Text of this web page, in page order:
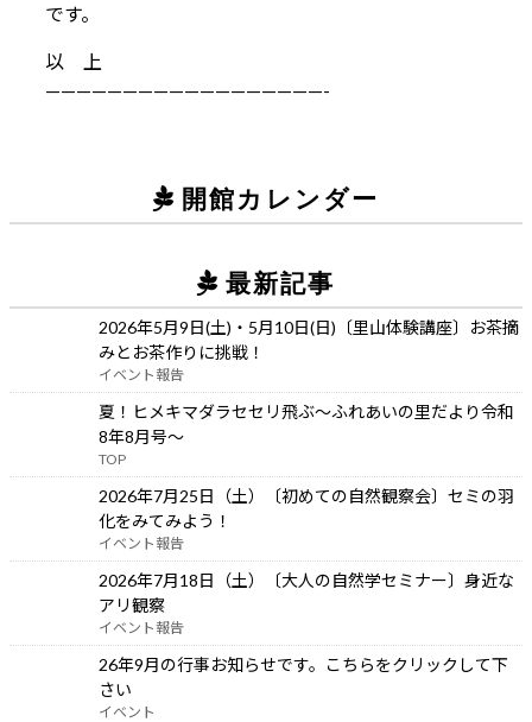
です。
以 上
——————————————————-
開館カレンダー
最新記事
2026年5月9日(土)・5月10日(日)〔里山体験講座〕お茶摘
みとお茶作りに挑戦！
イベント報告
夏！ヒメキマダラセセリ飛ぶ～ふれあいの里だより令和
8年8月号～
TOP
2026年7月25日（土）〔初めての自然観察会〕セミの羽
化をみてみよう！
イベント報告
2026年7月18日（土）〔大人の自然学セミナー〕身近な
アリ観察
イベント報告
26年9月の行事お知らせです。こちらをクリックして下
さい
イベント